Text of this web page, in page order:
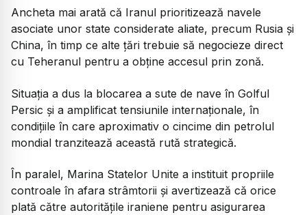
Ancheta mai arată că Iranul prioritizează navele
asociate unor state considerate aliate, precum Rusia și
China, în timp ce alte țări trebuie să negocieze direct
cu Teheranul pentru a obține accesul prin zonă.
Situația a dus la blocarea a sute de nave în Golful
Persic și a amplificat tensiunile internaționale, în
condițiile în care aproximativ o cincime din petrolul
mondial tranzitează această rută strategică.
În paralel, Marina Statelor Unite a instituit propriile
controale în afara strâmtorii și avertizează că orice
plată către autoritățile iraniene pentru asigurarea